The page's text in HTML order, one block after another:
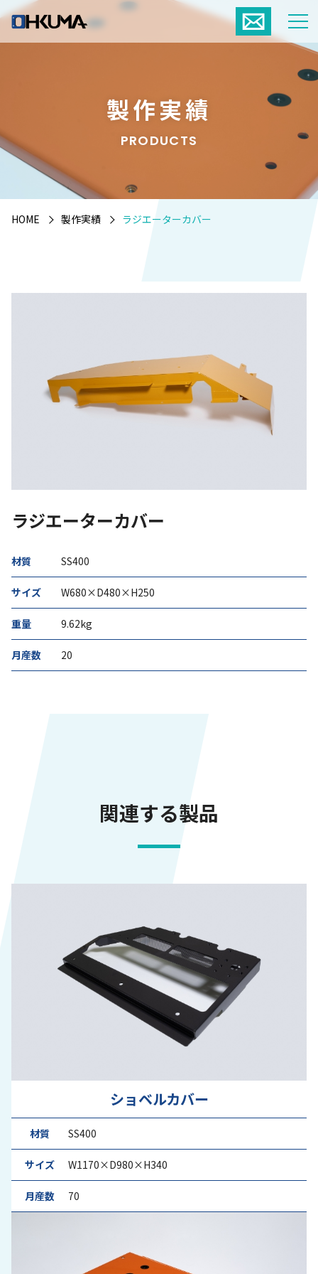
製作実績
PRODUCTS
HOME 製作実績 ラジエーターカバー
ラジエーターカバー
材質 SS400
サイズ W680×D480×H250
重量 9.62kg
月産数 20
関連する製品
ショベルカバー
材質 SS400
サイズ W1170×D980×H340
月産数 70